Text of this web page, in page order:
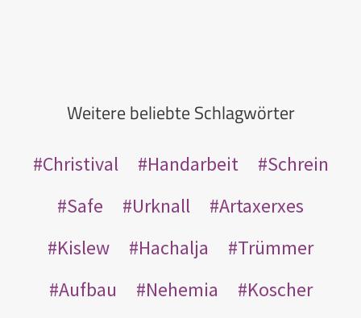
Weitere beliebte Schlagwörter
Christival Handarbeit
Schrein
Safe
Urknall
Artaxerxes
Kislew
Hachalja
Trümmer
Aufbau
Nehemia
Koscher